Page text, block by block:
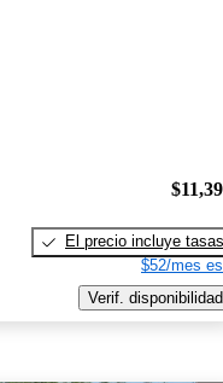
El precio incluye tasas
$52/mes
Verif. disponibilidad